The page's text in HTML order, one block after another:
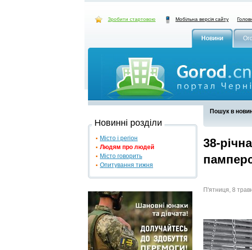
Зробити стартовою Мобільна версія сайту
Новини
Пошук в
38-
П'ятниця, 8
Новинні розділи
Місто і регіон
Людям про людей
Місто говорить
Опитування тижня